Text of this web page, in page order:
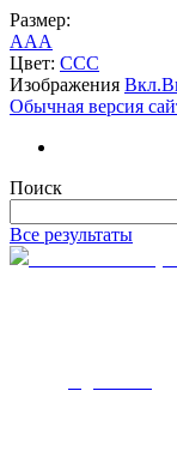
Размер:
AAA
Цвет: CCC
Изображения Вкл.
Обычная версия
Поиск
Все результаты